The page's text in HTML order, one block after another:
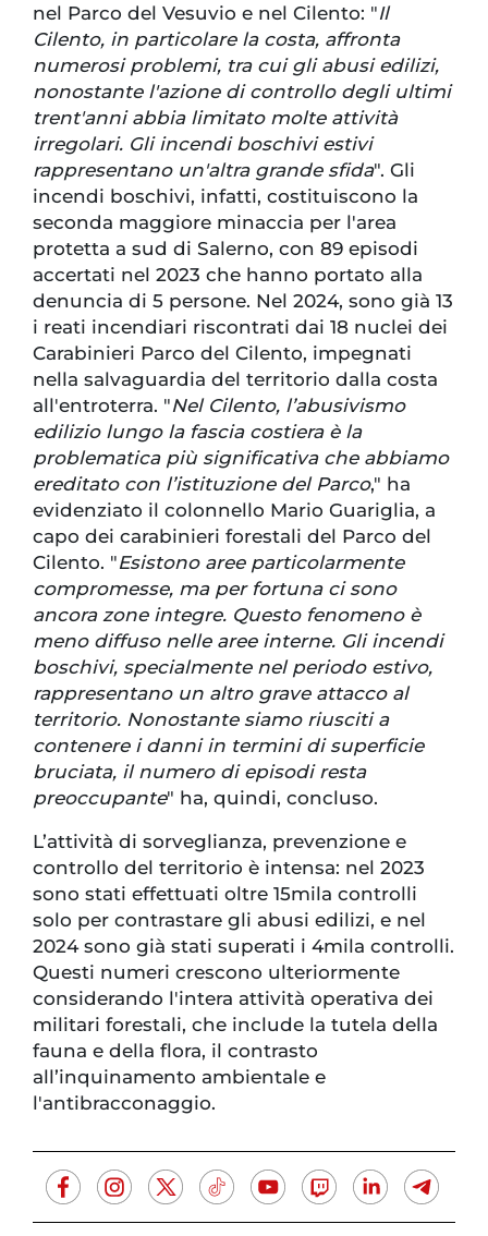
nel Parco del Vesuvio e nel Cilento: "Il
Cilento, in particolare la costa, affronta
numerosi problemi, tra cui gli abusi edilizi,
nonostante l'azione di controllo degli ultimi
trent'anni abbia limitato molte attività
irregolari. Gli incendi boschivi estivi
rappresentano un'altra grande sfida". Gli
incendi boschivi, infatti, costituiscono la
seconda maggiore minaccia per l'area
protetta a sud di Salerno, con 89 episodi
accertati nel 2023 che hanno portato alla
denuncia di 5 persone. Nel 2024, sono già 13
i reati incendiari riscontrati dai 18 nuclei dei
Carabinieri Parco del Cilento, impegnati
nella salvaguardia del territorio dalla costa
all'entroterra. "Nel Cilento, l’abusivismo
edilizio lungo la fascia costiera è la
problematica più significativa che abbiamo
ereditato con l’istituzione del Parco," ha
evidenziato il colonnello Mario Guariglia, a
capo dei carabinieri forestali del Parco del
Cilento. "Esistono aree particolarmente
compromesse, ma per fortuna ci sono
ancora zone integre. Questo fenomeno è
meno diffuso nelle aree interne. Gli incendi
boschivi, specialmente nel periodo estivo,
rappresentano un altro grave attacco al
territorio. Nonostante siamo riusciti a
contenere i danni in termini di superficie
bruciata, il numero di episodi resta
preoccupante" ha, quindi, concluso.
L’attività di sorveglianza, prevenzione e
controllo del territorio è intensa: nel 2023
sono stati effettuati oltre 15mila controlli
solo per contrastare gli abusi edilizi, e nel
2024 sono già stati superati i 4mila controlli.
Questi numeri crescono ulteriormente
considerando l'intera attività operativa dei
militari forestali, che include la tutela della
fauna e della flora, il contrasto
all’inquinamento ambientale e
l'antibracconaggio.